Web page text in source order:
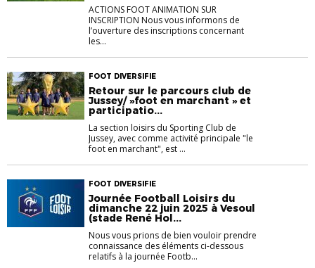
ACTIONS FOOT ANIMATION SUR
INSCRIPTION Nous vous informons de
l’ouverture des inscriptions concernant
les...
FOOT DIVERSIFIE
Retour sur le parcours club de
Jussey/ »foot en marchant » et
participatio...
La section loisirs du Sporting Club de
Jussey, avec comme activité principale "le
foot en marchant", est ...
FOOT DIVERSIFIE
Journée Football Loisirs du
dimanche 22 juin 2025 à Vesoul
(stade René Hol...
Nous vous prions de bien vouloir prendre
connaissance des éléments ci-dessous
relatifs à la journée Footb...